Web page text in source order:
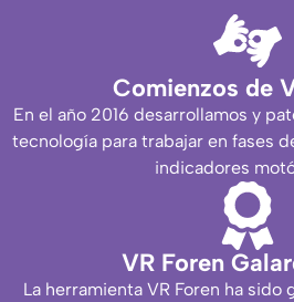
Comienzos de
En el año 2016 desarrollamos y
tecnología para trabajar en fases
indicadores
VR Foren
La herramienta VR Foren ha sido